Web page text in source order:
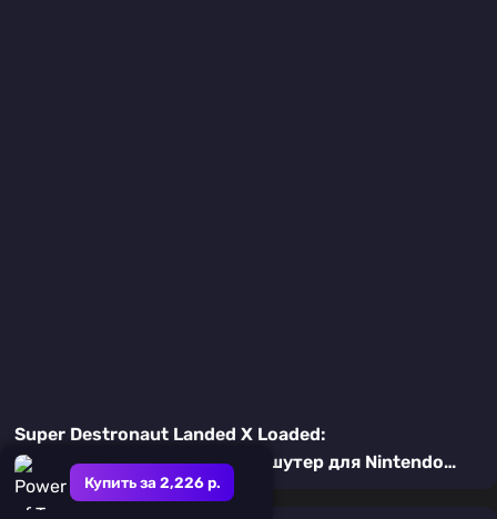
Купить за 2,226 р.
Super Destronaut Landed X Loaded:
Ностальгический аркадный шутер для Nintendo
Switch